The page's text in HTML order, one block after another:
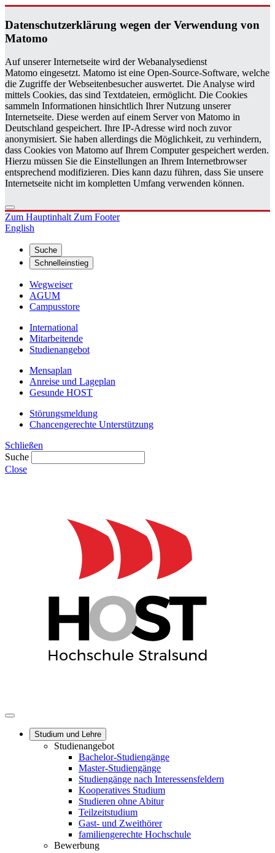
Da­ten­schutz­er­klä­rung wegen der Ver­wen­dung von
Ma­to­mo
Auf unserer Internetseite wird der Webanalysedienst
Matomo eingesetzt. Matomo ist eine Open-Source-Software, welche
die Zugriffe der Webseitenbesucher auswertet. Die Analyse wird
mittels Cookies, das sind Textdateien, ermöglicht. Die Cookies
sammeln Informationen hinsichtlich Ihrer Nutzung unserer
Internetseite. Diese werden auf einem Server von Matomo in
Deutschland gespeichert. Ihre IP-Adresse wird noch zuvor
anonymisiert. Sie haben allerdings die Möglichkeit, zu verhindern,
dass Cookies von Matomo auf Ihrem Computer gespeichert werden.
Hierzu müssen Sie die Einstellungen an Ihrem Internetbrowser
entsprechend modifizieren. Dies kann dazu führen, dass Sie unsere
Internetseite nicht im kompletten Umfang verwenden können.
Zum HauptinhaltZum Footer
English
Suche
Schnelleinstieg
Wegweiser
AGUM
Campusstore
International
Mitarbeitende
Studienangebot
Mensaplan
Anreise und Lageplan
Gesunde HOST
Störungsmeldung
Chancengerechte Unterstützung
Schließen
Suche
Close
Studium und Lehre
Studienangebot
Bachelor-Studiengänge
Master-Studiengänge
Studiengänge nach Interessensfeldern
Kooperatives Studium
Studieren ohne Abitur
Teilzeitstudium
Gast- und Zweithörer
familiengerechte Hochschule
Bewerbung